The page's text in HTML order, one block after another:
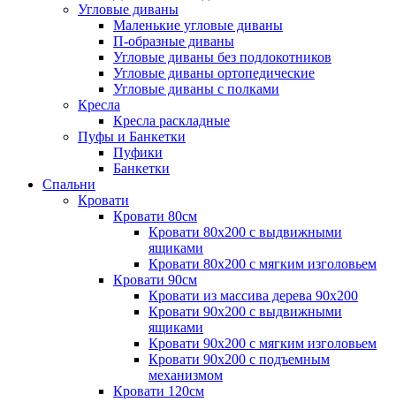
Угловые диваны
Маленькие угловые диваны
П-образные диваны
Угловые диваны без подлокотников
Угловые диваны ортопедические
Угловые диваны с полками
Кресла
Кресла раскладные
Пуфы и Банкетки
Пуфики
Банкетки
Спальни
Кровати
Кровати 80см
Кровати 80х200 с выдвижными
ящиками
Кровати 80х200 с мягким изголовьем
Кровати 90см
Кровати из массива дерева 90х200
Кровати 90х200 с выдвижными
ящиками
Кровати 90х200 с мягким изголовьем
Кровати 90х200 с подъемным
механизмом
Кровати 120см